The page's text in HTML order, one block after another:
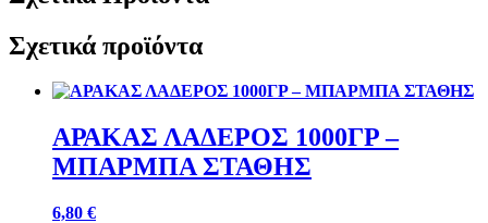
Σχετικά προϊόντα
ΑΡΑΚΑΣ ΛΑΔΕΡΟΣ 1000ΓΡ –
ΜΠΑΡΜΠΑ ΣΤΑΘΗΣ
6,80 €